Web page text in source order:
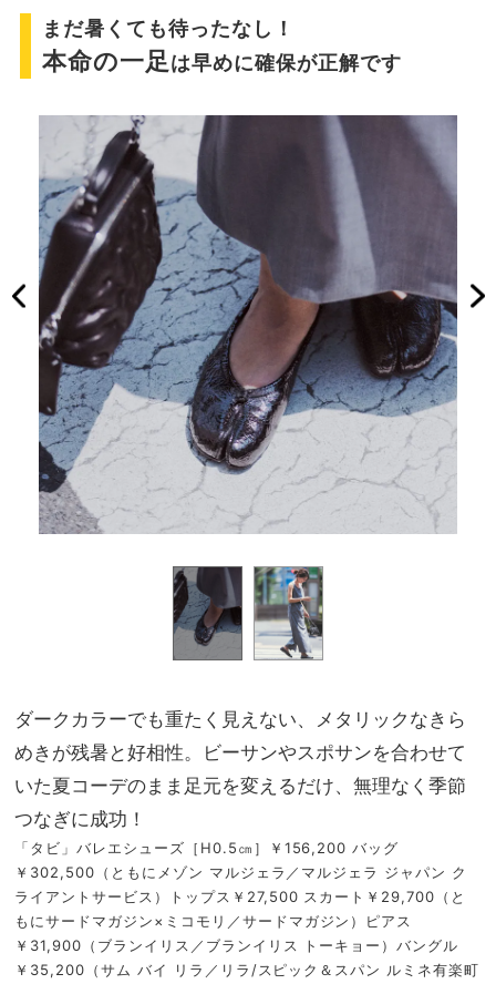
まだ暑くても待ったなし！
本命の一足は早めに確保が正解です
ダークカラーでも重たく見えない、メタリックなきら
めきが残暑と好相性。ビーサンやスポサンを合わせて
いた夏コーデのまま足元を変えるだけ、無理なく季節
つなぎに成功！
「タビ」バレエシューズ［H0.5㎝］￥156,200 バッグ
￥302,500（ともにメゾン マルジェラ／マルジェラ ジャパン ク
ライアントサービス）トップス￥27,500 スカート￥29,700（と
もにサードマガジン×ミコモリ／サードマガジン）ピアス
￥31,900（ブランイリス／ブランイリス トーキョー）バングル
￥35,200（サム バイ リラ／リラ/スピック＆スパン ルミネ有楽町